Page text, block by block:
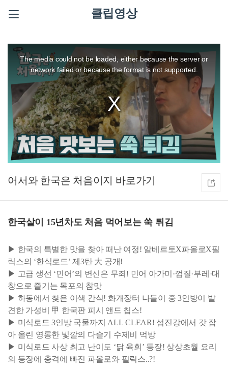
클립영상
modal
window.
The media could not be loaded, either because the server or
network failed or because the format is not supported.
어서와 한국은 처음이지
한국살이 15년차도 처음 먹어보는 쑥 튀김
▶ 한국의 특별한 맛을 찾아 떠난 여정! 알베르토X파올로X필
릭스의 ‘한식로드’ 제3탄 大 공개!
▶ 고급 생선 ‘민어’의 변신은 무죄! 민어 아가미·껍질·부레·대
창으로 즐기는 목포의 참맛
▶ 하동에서 찾은 이색 간식! 화개장터 나들이 중 3인방이 발
견한 가성비 甲 한국판 피시 앤드 칩스!
▶ 미식로드 3인방 국물까지 ALL CLEAR! 섬진강에서 갓 잡
아 올린 영롱한 빛깔의 다슬기 수제비 먹방
▶ 미식로드 사상 최고 난이도 ‘닭 육회’ 등장! 상상초월 요리
의 등장에 충격에 빠진 파올로와 필릭스..?!